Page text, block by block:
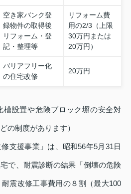
空き家バンク登
録物件の取得後
リフォーム・登
記・整理等
リフォーム費
用の2/3（上限
30万円または
20万円）
バリアフリー化
の住宅改修
20万円
槽設置や危険ブロック塀の安全対
の制度があります）
支援事業」は、昭和56年5月31日
で、耐震診断の結果「倒壊の危険
震改修工事費用の８割（最大100